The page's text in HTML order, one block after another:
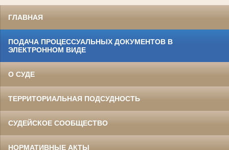
ГЛАВНАЯ
ПОДАЧА ПРОЦЕССУАЛЬНЫХ ДОКУМЕНТОВ В
ЭЛЕКТРОННОМ ВИДЕ
О СУДЕ
ТЕРРИТОРИАЛЬНАЯ ПОДСУДНОСТЬ
СУДЕЙСКОЕ СООБЩЕСТВО
НОРМАТИВНЫЕ АКТЫ